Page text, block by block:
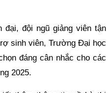
đội ngũ giảng viên tận
sinh viên, Trường Đại học
đáng cân nhắc cho các
2025.